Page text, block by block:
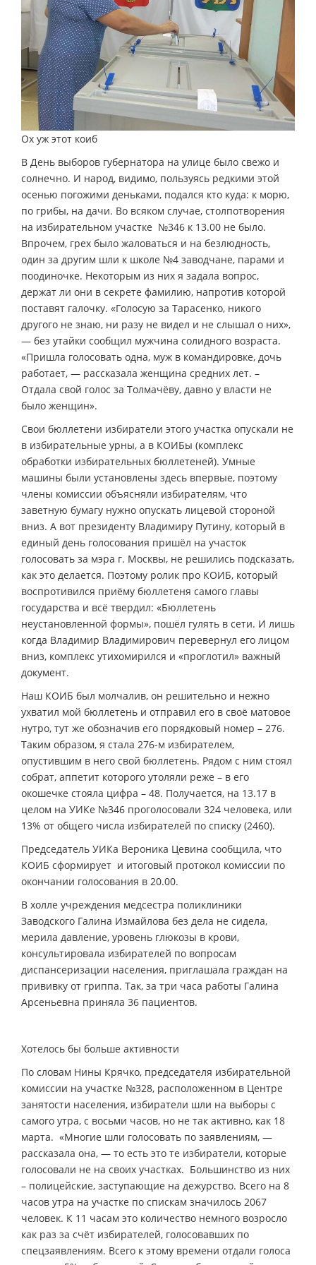
Ох уж этот коиб
В День выборов губернатора на улице было свежо и
солнечно. И народ, видимо, пользуясь редкими этой
осенью погожими деньками, подался кто куда: к морю,
по грибы, на дачи. Во всяком случае, столпотворения
на избирательном участке №346 к 13.00 не было.
Впрочем, грех было жаловаться и на безлюдность,
один за другим шли к школе №4 заводчане, парами и
поодиночке. Некоторым из них я задала вопрос,
держат ли они в секрете фамилию, напротив которой
поставят галочку. «Голосую за Тарасенко, никого
другого не знаю, ни разу не видел и не слышал о них»,
— без утайки сообщил мужчина солидного возраста.
«Пришла голосовать одна, муж в командировке, дочь
работает, — рассказала женщина средних лет. –
Отдала свой голос за Толмачёву, давно у власти не
было женщин».
Свои бюллетени избиратели этого участка опускали не
в избирательные урны, а в КОИБы (комплекс
обработки избирательных бюллетеней). Умные
машины были установлены здесь впервые, поэтому
члены комиссии объясняли избирателям, что
заветную бумагу нужно опускать лицевой стороной
вниз. А вот президенту Владимиру Путину, который в
единый день голосования пришёл на участок
голосовать за мэра г. Москвы, не решились подсказать,
как это делается. Поэтому ролик про КОИБ, который
воспротивился приёму бюллетеня самого главы
государства и всё твердил: «Бюллетень
неустановленной формы», пошёл гулять в сети. И лишь
когда Владимир Владимирович перевернул его лицом
вниз, комплекс утихомирился и «проглотил» важный
документ.
Наш КОИБ был молчалив, он решительно и нежно
ухватил мой бюллетень и отправил его в своё матовое
нутро, тут же обозначив его порядковый номер – 276.
Таким образом, я стала 276-м избирателем,
опустившим в него свой бюллетень. Рядом с ним стоял
собрат, аппетит которого утоляли реже – в его
окошечке стояла цифра – 48. Получается, на 13.17 в
целом на УИКе №346 проголосовали 324 человека, или
13% от общего числа избирателей по списку (2460).
Председатель УИКа Вероника Цевина сообщила, что
КОИБ сформирует и итоговый протокол комиссии по
окончании голосования в 20.00.
В холле учреждения медсестра поликлиники
Заводского Галина Измайлова без дела не сидела,
мерила давление, уровень глюкозы в крови,
консультировала избирателей по вопросам
диспансеризации населения, приглашала граждан на
прививку от гриппа. Так, за три часа работы Галина
Арсеньевна приняла 36 пациентов.
Хотелось бы больше активности
По словам Нины Крячко, председателя избирательной
комиссии на участке №328, расположенном в Центре
занятости населения, избиратели шли на выборы с
самого утра, с восьми часов, но не так активно, как 18
марта. «Многие шли голосовать по заявлениям, —
рассказала она, — то есть это те избиратели, которые
голосовали не на своих участках. Большинство из них
– полицейские, заступающие на дежурство. Всего на 8
часов утра на участке по спискам значилось 2067
человек. К 11 часам это количество немного возросло
как раз за счёт избирателей, голосовавших по
спецзаявлениям. Всего к этому времени отдали голоса